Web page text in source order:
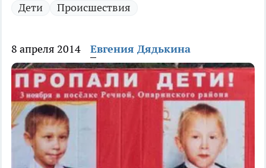
Дети Происшествия
8 апреля 2014 Евгения Дядькина